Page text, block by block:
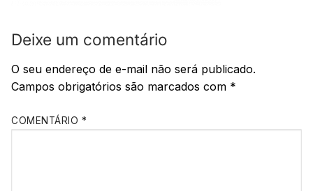
Deixe um comentário
O seu endereço de e-mail não será publicado.
Campos obrigatórios são marcados com *
COMENTÁRIO *